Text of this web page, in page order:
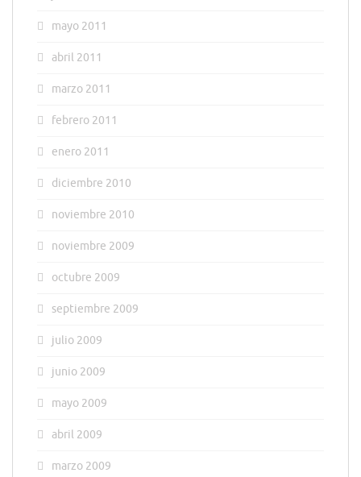
mayo 2011
abril 2011
marzo 2011
febrero 2011
enero 2011
diciembre 2010
noviembre 2010
noviembre 2009
octubre 2009
septiembre 2009
julio 2009
junio 2009
mayo 2009
abril 2009
marzo 2009